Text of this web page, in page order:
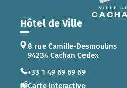
Hôtel de Ville
8 rue Camille-Desmoulins
94234 Cachan Cedex
+33 1 49 69 69 69
Carte interactive